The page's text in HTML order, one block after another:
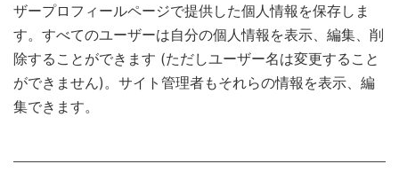
ザープロフィールページで提供した個人情報を保存しま
す。すべてのユーザーは自分の個人情報を表示、編集、削
除することができます (ただしユーザー名は変更すること
ができません)。サイト管理者もそれらの情報を表示、編
集できます。